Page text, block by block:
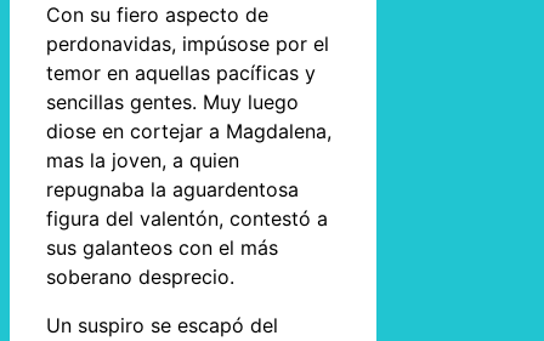
Con su fiero aspecto de
perdonavidas, impúsose por el
temor en aquellas pacíficas y
sencillas gentes. Muy luego
diose en cortejar a Magdalena,
mas la joven, a quien
repugnaba la aguardentosa
figura del valentón, contestó a
sus galanteos con el más
soberano desprecio.
Un suspiro se escapó del